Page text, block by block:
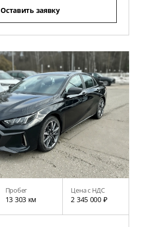
Оставить заявку
Пробег
13 303 км
Цена с НДС
2 345 000 ₽